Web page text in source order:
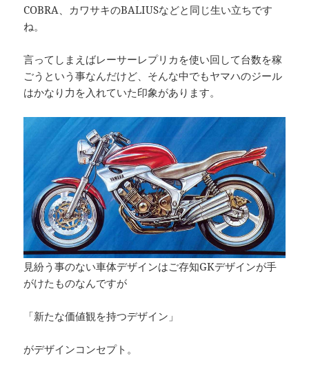
COBRA、カワサキのBALIUSなどと同じ生い立ちです
ね。
言ってしまえばレーサーレプリカを使い回して台数を稼
ごうという事なんだけど、そんな中でもヤマハのジール
はかなり力を入れていた印象があります。
見紛う事のない車体デザインはご存知GKデザインが手
がけたものなんですが
「新たな価値観を持つデザイン」
がデザインコンセプト。